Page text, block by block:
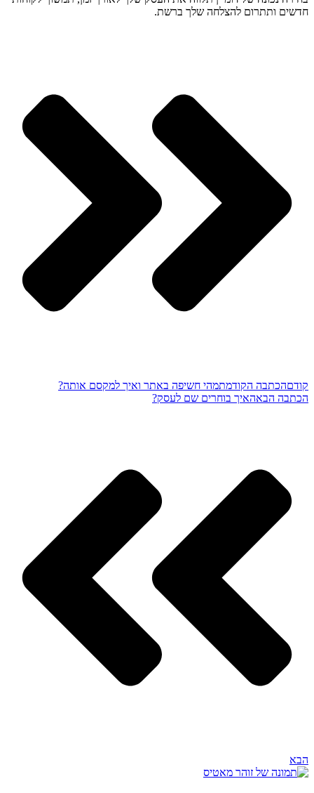
חדשים ותתרום להצלחה שלך ברשת.
קודםהכתבה הקודמתמהי חשיפה באתר ואיך למקסם אותה?
הכתבה הבאהאיך בוחרים שם לעסק?
הבא